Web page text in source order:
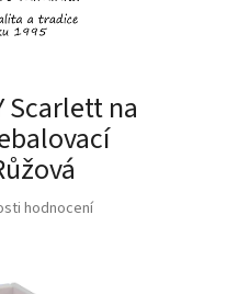
Scarlett na
hodnocení